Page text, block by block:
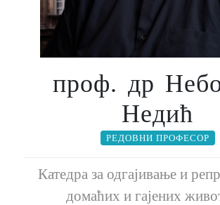
проф. др
Недић
РЕДОВНИ ПРОФЕСОР
Катедра за одгајивање и
домаћих и гајених